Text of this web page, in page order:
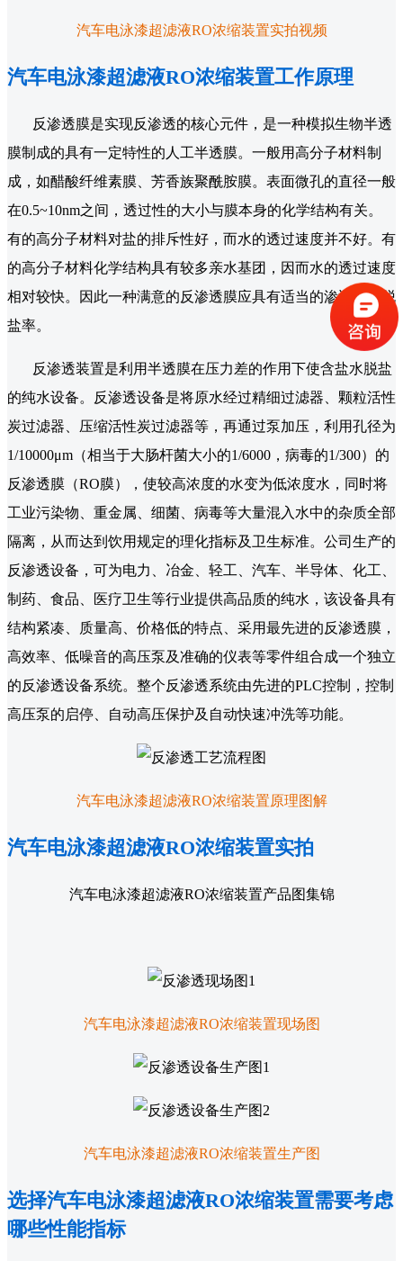
汽车电泳漆超滤液RO浓缩装置实拍视频
汽车电泳漆超滤液RO浓缩装置工作原理
反渗透膜是实现反渗透的核心元件，是一种模拟生物半透
膜制成的具有一定特性的人工半透膜。一般用高分子材料制
成，如醋酸纤维素膜、芳香族聚酰胺膜。表面微孔的直径一般
在0.5~10nm之间，透过性的大小与膜本身的化学结构有关。
有的高分子材料对盐的排斥性好，而水的透过速度并不好。有
的高分子材料化学结构具有较多亲水基团，因而水的透过速度
相对较快。因此一种满意的反渗透膜应具有适当的渗透量或脱
盐率。
反渗透装置是利用半透膜在压力差的作用下使含盐水脱盐
的纯水设备。反渗透设备是将原水经过精细过滤器、颗粒活性
炭过滤器、压缩活性炭过滤器等，再通过泵加压，利用孔径为
1/10000μm（相当于大肠杆菌大小的1/6000，病毒的1/300）的
反渗透膜（RO膜），使较高浓度的水变为低浓度水，同时将
工业污染物、重金属、细菌、病毒等大量混入水中的杂质全部
隔离，从而达到饮用规定的理化指标及卫生标准。公司生产的
反渗透设备，可为电力、冶金、轻工、汽车、半导体、化工、
制药、食品、医疗卫生等行业提供高品质的纯水，该设备具有
结构紧凑、质量高、价格低的特点、采用最先进的反渗透膜，
高效率、低噪音的高压泵及准确的仪表等零件组合成一个独立
的反渗透设备系统。整个反渗透系统由先进的PLC控制，控制
高压泵的启停、自动高压保护及自动快速冲洗等功能。
汽车电泳漆超滤液RO浓缩装置原理图解
汽车电泳漆超滤液RO浓缩装置实拍
汽车电泳漆超滤液RO浓缩装置产品图集锦
汽车电泳漆超滤液RO浓缩装置现场图
汽车电泳漆超滤液RO浓缩装置生产图
选择汽车电泳漆超滤液RO浓缩装置需要考虑
哪些性能指标